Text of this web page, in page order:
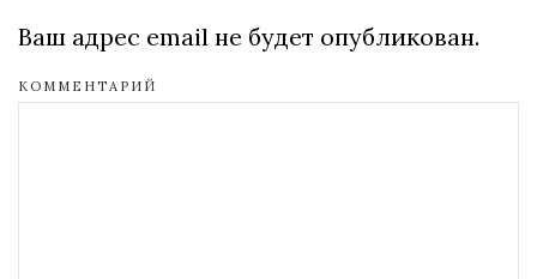
Ваш адрес email не будет опубликован.
КОММЕНТАРИЙ